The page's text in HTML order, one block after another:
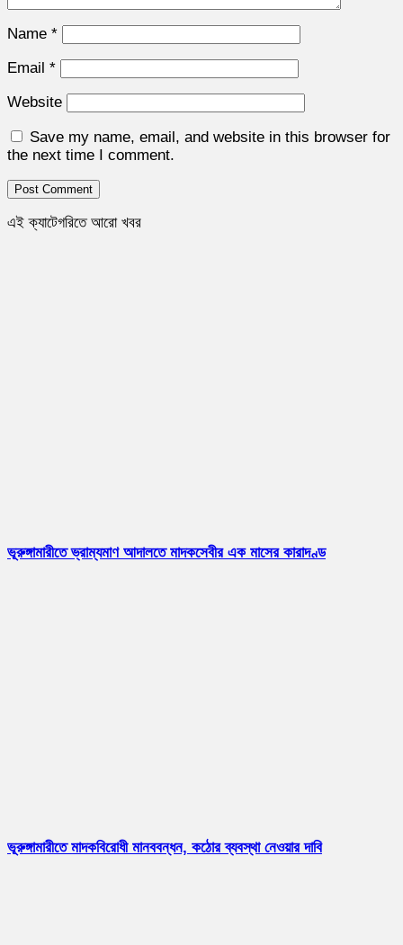
Name *
Email *
Website
Save my name, email, and website in this browser for
the next time I comment.
এই ক্যাটেগরিতে আরো খবর
ভূরুঙ্গামারীতে ভ্রাম্যমাণ আদালতে মাদকসেবীর এক মাসের কারাদণ্ড
ভূরুঙ্গামারীতে মাদকবিরোধী মানববন্ধন, কঠোর ব্যবস্থা নেওয়ার দাবি